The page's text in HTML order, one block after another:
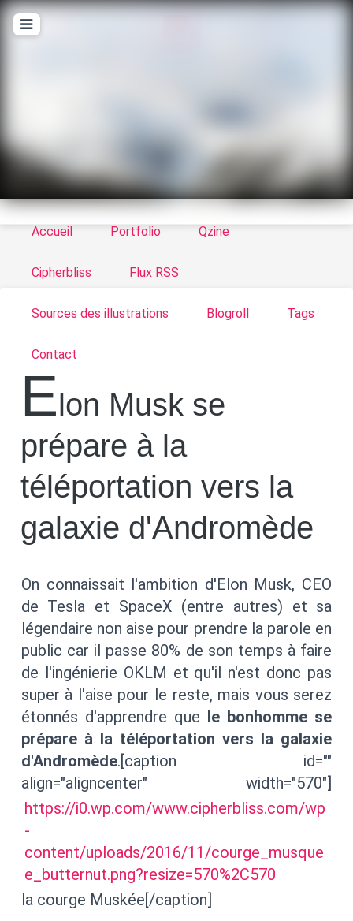
Le vortex à chats - Illustrations, trucs en tout
genre par Tykayn
Accueil Portfolio Qzine
Cipherbliss Flux RSS
Sources des illustrations Blogroll Tags
Contact
Elon Musk se
prépare à la
téléportation vers la
galaxie d'Andromède
On connaissait l'ambition d'Elon Musk, CEO
de Tesla et SpaceX (entre autres) et sa
légendaire non aise pour prendre la parole en
public car il passe 80% de son temps à faire
de l'ingénierie OKLM et qu'il n'est donc pas
super à l'aise pour le reste, mais vous serez
étonnés d'apprendre que le bonhomme se
prépare à la téléportation vers la galaxie
d'Andromède.[caption id=""
align="aligncenter" width="570"]
https://i0.wp.com/www.cipherbliss.com/wp
-
content/uploads/2016/11/courge_musque
e_butternut.png?resize=570%2C570
la courge Muskée[/caption]